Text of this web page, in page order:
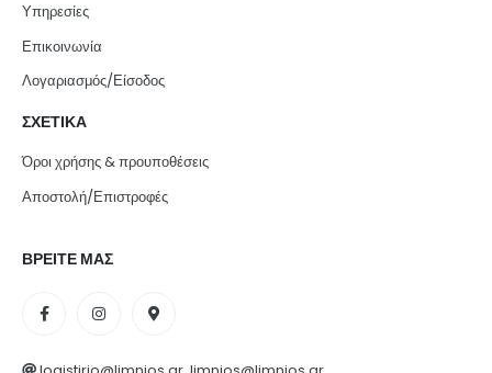
Υπηρεσίες
Επικοινωνία
Λογαριασμός/Είσοδος
ΣΧΕΤΙΚΑ
Όροι χρήσης & προυποθέσεις
Αποστολή/Επιστροφές
ΒΡΕΙΤΕ ΜΑΣ